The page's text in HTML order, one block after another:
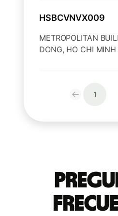
HSBCVNVX009
METROPOLITAN
DONG, HO CHI
1